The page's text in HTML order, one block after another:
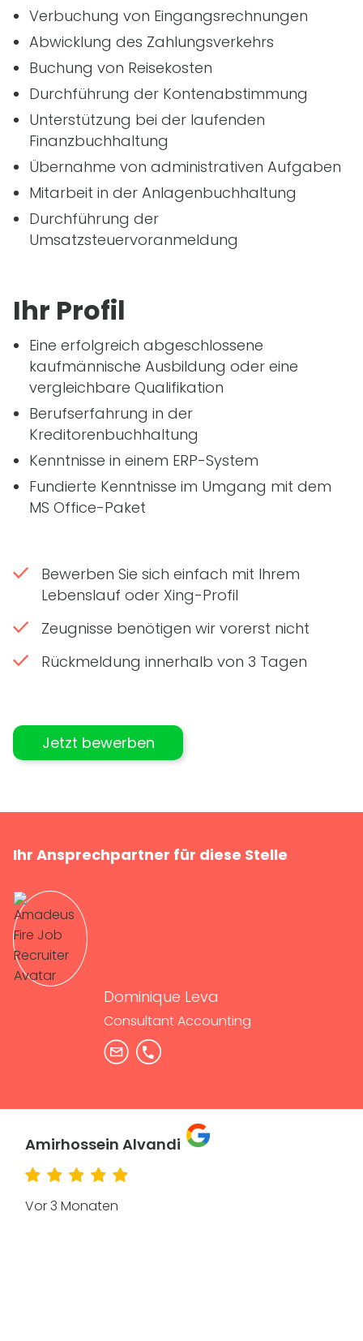
Verbuchung von Eingangsrechnungen
Abwicklung des Zahlungsverkehrs
Buchung von Reisekosten
Durchführung der Kontenabstimmung
Unterstützung bei der laufenden
Finanzbuchhaltung
Übernahme von administrativen Aufgaben
Mitarbeit in der Anlagenbuchhaltung
Durchführung der
Umsatzsteuervoranmeldung
Ihr Profil
Eine erfolgreich abgeschlossene
kaufmännische Ausbildung oder eine
vergleichbare Qualifikation
Berufserfahrung in der
Kreditorenbuchhaltung
Kenntnisse in einem ERP-System
Fundierte Kenntnisse im Umgang mit dem
MS Office-Paket
Bewerben Sie sich einfach mit Ihrem
Lebenslauf oder Xing-Profil
Zeugnisse benötigen wir vorerst nicht
Rückmeldung innerhalb von 3 Tagen
Jetzt bewerben
Ihr Ansprechpartner für diese Stelle
Dominique Leva
Consultant Accounting
Amirhossein Alvandi
Vor 3 Monaten